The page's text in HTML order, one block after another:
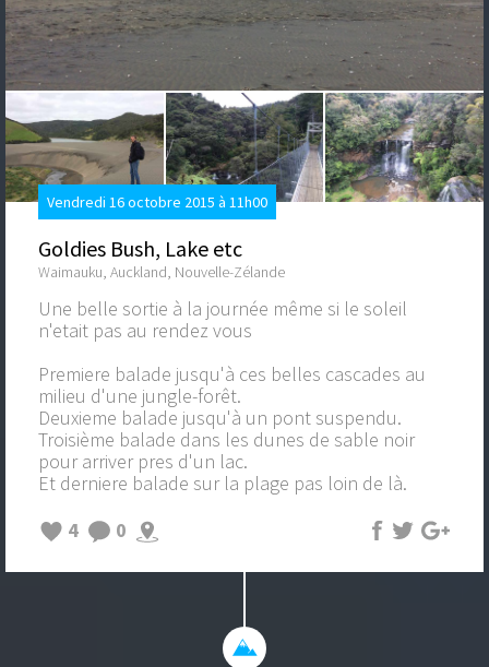
Vendredi 16 octobre 2015 à 11h00
Goldies Bush, Lake etc
Waimauku, Auckland, Nouvelle-Zélande
Une belle sortie à la journée même si le soleil
n'etait pas au rendez vous
Premiere balade jusqu'à ces belles cascades au
milieu d'une jungle-forêt.
Deuxieme balade jusqu'à un pont suspendu.
Troisième balade dans les dunes de sable noir
pour arriver pres d'un lac.
Et derniere balade sur la plage pas loin de là.
4
0